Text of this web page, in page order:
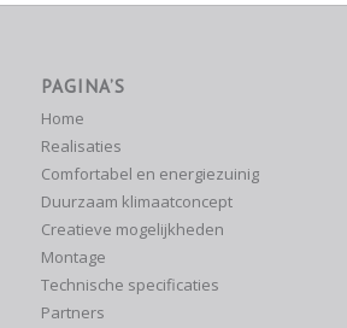
PAGINA’S
Home
Realisaties
Comfortabel en energiezuinig
Duurzaam klimaatconcept
Creatieve mogelijkheden
Montage
Technische specificaties
Partners